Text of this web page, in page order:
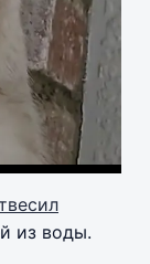
из воды.